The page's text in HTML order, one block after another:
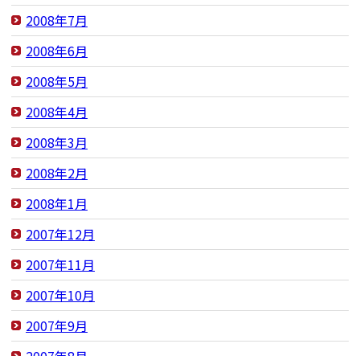
2008年7月
2008年6月
2008年5月
2008年4月
2008年3月
2008年2月
2008年1月
2007年12月
2007年11月
2007年10月
2007年9月